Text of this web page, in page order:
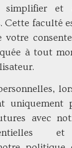
et
Cette faculté
votre
à tout
uniquement
avec
et